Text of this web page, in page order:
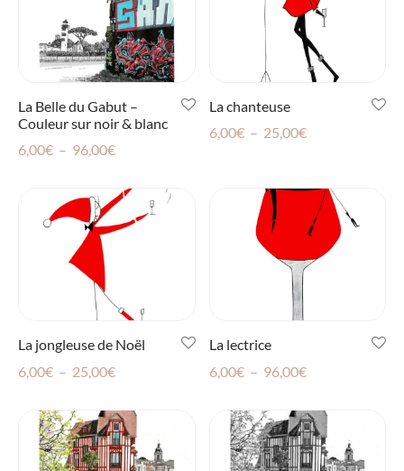
25,00€
96,00€
La Belle du Gabut –
Couleur sur noir & blanc
6,00€ – 96,00€Plage
prix :
6,00€
à
La chanteuse
6,00€ – 25,00€Plage
6,00€
à
25,00€
La jongleuse de Noël
6,00€ – 25,00€Plage
prix :
6,00€
à
La lectrice
6,00€ – 96,00€Plage
prix :
6,00€
à